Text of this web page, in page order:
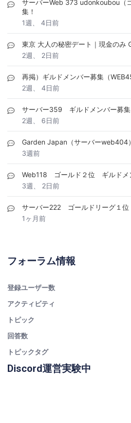
サーバーWeb 373 udonkoubou（
集！
1週、 4日前
東京 大人の秘密デート｜現金のみ
2週、 2日前
再掲）ギルドメンバー募集（
2週、 4日前
サーバー359 ギルドメンバー募集
2週、 6日前
Garden Japan（サーバーweb404
3週前
Web118 ゴールド２位 ギルドメ
3週、 2日前
サーバー222 ゴールドリーグ１位
1ヶ月前
フォーラム情報
登録ユーザー数
アクティビティ
トピック
回答数
トピックタグ
Discord運営実験中